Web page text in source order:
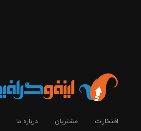
افتخارات مشتریان درباره ما